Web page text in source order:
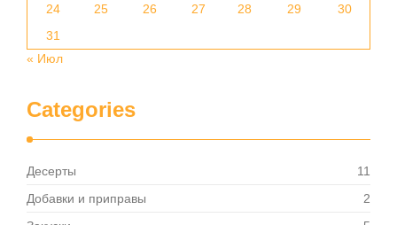
24
25 26 27 28 29
30
31
« Июл
Categories
Десерты
11
Добавки и приправы
2